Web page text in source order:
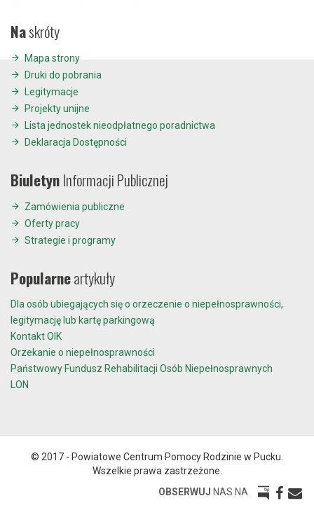
Naskróty
Mapa strony
Druki do pobrania
Legitymacje
Projekty unijne
Lista jednostek nieodpłatnego poradnictwa
Deklaracja Dostępności
BiuletynInformacji Publicznej
Zamówienia publiczne
Oferty pracy
Strategie i programy
Popularneartykuły
Dla osób ubiegających się o orzeczenie o niepełnosprawności,
legitymację lub kartę parkingową
Kontakt OIK
Orzekanie o niepełnosprawności
Państwowy Fundusz Rehabilitacji Osób Niepełnosprawnych
LON
© 2017 - Powiatowe Centrum Pomocy Rodzinie w Pucku.
Wszelkie prawa zastrzeżone.
OBSERWUJ NAS NA